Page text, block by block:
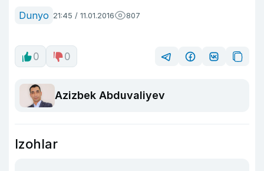
Dunyo 21:45 / 11.01.2016 807
0 0
Azizbek Abduvaliyev
Izohlar